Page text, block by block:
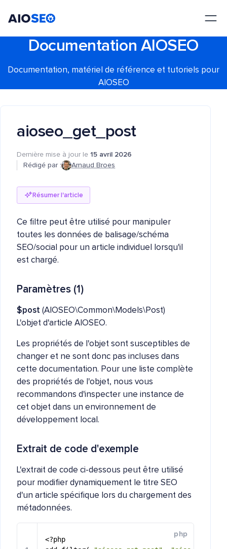
Documentation AIOSEO
Documentation, matériel de référence et tutoriels pour
AIOSEO
aioseo_get_post
Dernière mise à jour le 15 avril 2026
Rédigé par :
Arnaud Broes
Résumer l'article
Ce filtre peut être utilisé pour manipuler
toutes les données de balisage/schéma
SEO/social pour un article individuel lorsqu'il
est chargé.
Paramètres (1)
$post (AIOSEO\Common\Models\Post)
L'objet d'article AIOSEO.
Les propriétés de l'objet sont susceptibles de
changer et ne sont donc pas incluses dans
cette documentation. Pour une liste complète
des propriétés de l'objet, nous vous
recommandons d'inspecter une instance de
cet objet dans un environnement de
développement local.
Extrait de code d'exemple
L'extrait de code ci-dessous peut être utilisé
pour modifier dynamiquement le titre SEO
d'un article spécifique lors du chargement des
métadonnées.